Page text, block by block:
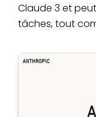
Claude 3 et
tâches, tout